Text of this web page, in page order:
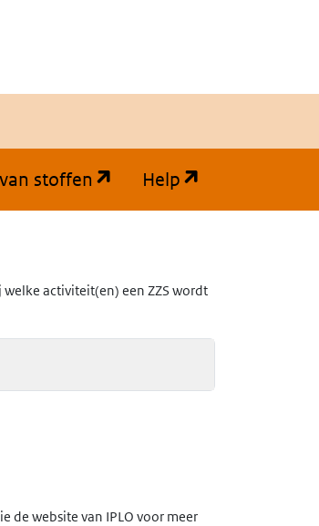
stoffen (opent in een nieuw
Help
activiteit(en) een ZZS wordt
de website van IPLO voor meer